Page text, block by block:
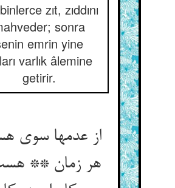
zıt, zıddını
sonra
emrin yine
varlık âlemine
getirir.
از عدمها سوی
هر زمان **